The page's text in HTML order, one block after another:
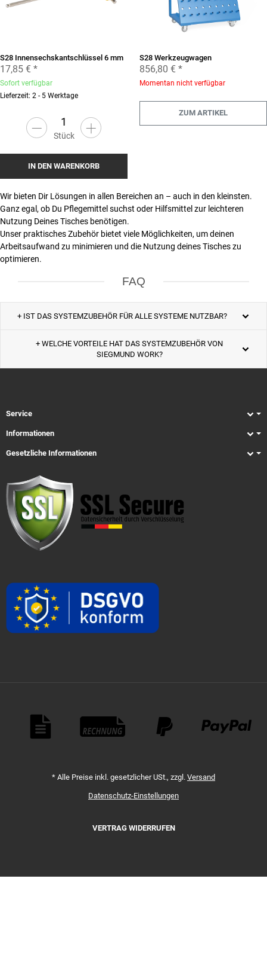
S28 Innensechskantschlüssel 6 mm
17,85 € *
Sofort verfügbar
Lieferzeit: 2 - 5 Werktage
Stück
IN DEN WARENKORB
S28 Werkzeugwagen
856,80 € *
Momentan nicht verfügbar
ZUM ARTIKEL
Wir bieten Dir Lösungen in allen Bereichen an – auch in den kleinsten.
Ganz egal, ob Du Pflegemittel suchst oder Hilfsmittel zur leichteren
Nutzung Deines Tisches benötigen.
Unser praktisches Zubehör bietet viele Möglichkeiten, um deinen
Arbeitsaufwand zu minimieren und die Nutzung deines Tisches zu
optimieren.
FAQ
+ IST DAS SYSTEMZUBEHÖR FÜR ALLE SYSTEME NUTZBAR?
+ WELCHE VORTEILE HAT DAS SYSTEMZUBEHÖR VON
SIEGMUND WORK?
Service
Informationen
Gesetzliche Informationen
Zahlungsmethoden
* Alle Preise inkl. gesetzlicher USt., zzgl. Versand
Datenschutz-Einstellungen
VERTRAG WIDERRUFEN